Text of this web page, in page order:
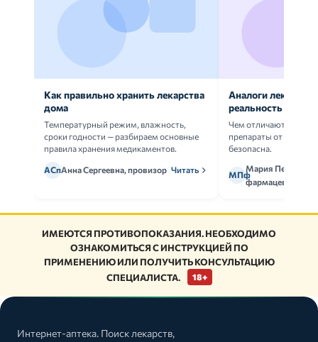
Как правильно хранить лекарства
дома
Температурный режим, влажность,
сроки годности — разбираем основные
правила хранения медикаментов.
АСпАнна Сергеевна, провизор Читать
Аналоги
реальность
Чем отличаются
препараты от
безопасна.
МПф
Мария Петрова,
фармацевт
ИМЕЮТСЯ ПРОТИВОПОКАЗАНИЯ. НЕОБХОДИМО
ОЗНАКОМИТЬСЯ С ИНСТРУКЦИЕЙ ПО
ПРИМЕНЕНИЮ ИЛИ ПОЛУЧИТЬ КОНСУЛЬТАЦИЮ
СПЕЦИАЛИСТА.
18+
Интернет-аптека. Поиск лекарств,